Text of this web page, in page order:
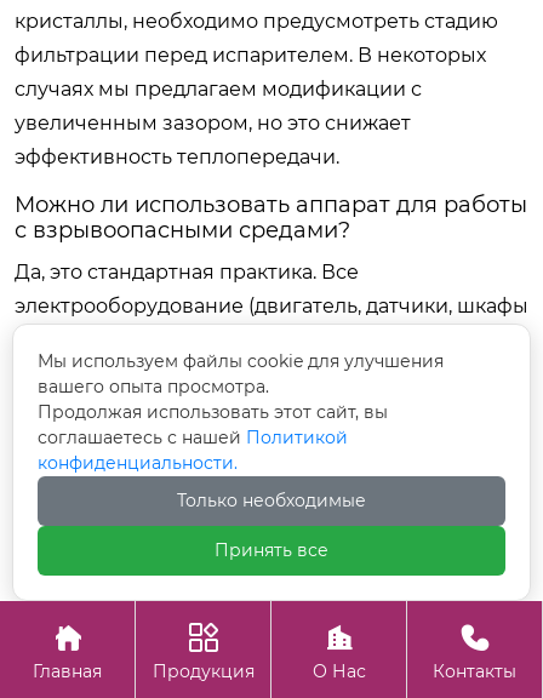
кристаллы, необходимо предусмотреть стадию
фильтрации перед испарителем. В некоторых
случаях мы предлагаем модификации с
увеличенным зазором, но это снижает
эффективность теплопередачи.
Можно ли использовать аппарат для работы
с взрывоопасными средами?
Да, это стандартная практика. Все
электрооборудование (двигатель, датчики, шкафы
требуемой зоной взрывозащиты (например, Ex d
IIB T4 или выше). Конструкция самого аппарата
выполняется в искробезопасном исполнении:
используются цветные металлы в парах трения
или специальные покрытия, исключающие
искрообразование при случайном контакте.
Также предусмотрена система азотной продувки
концентраций паров в свободном объеме
аппарата.

Главная

Продукция

О Нас

Контакты
Мы используем файлы cookie для улучшения
вашего опыта просмотра.
Продолжая использовать этот сайт, вы
соглашаетесь с нашей Политикой
конфиденциальности.
Только необходимые
Принять все